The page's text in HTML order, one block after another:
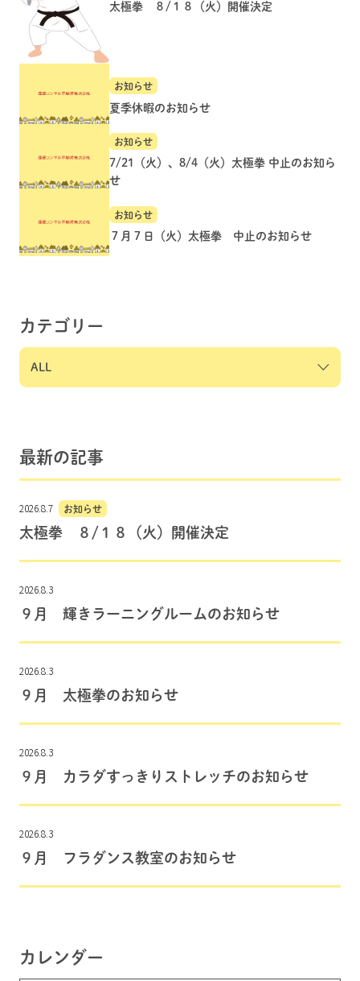
太極拳 ８/１８（火）開催決定
お知らせ
夏季休暇のお知らせ
お知らせ
7/21（火）、8/4（火）太極拳 中止のお知ら
せ
お知らせ
７月７日（火）太極拳 中止のお知らせ
カテゴリー
最新の記事
2026.8.7 お知らせ
太極拳 ８/１８（火）開催決定
2026.8.3
９月 輝きラーニングルームのお知らせ
2026.8.3
９月 太極拳のお知らせ
2026.8.3
９月 カラダすっきりストレッチのお知らせ
2026.8.3
９月 フラダンス教室のお知らせ
カレンダー